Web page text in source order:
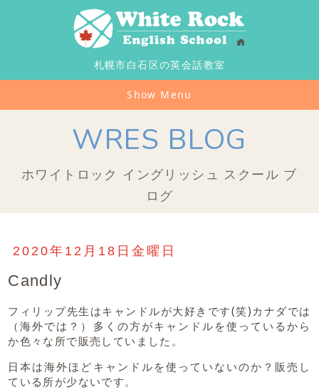
札幌市白石区の英会話教室
Show Menu
WRES BLOG
ホワイトロック イングリッシュ スクール ブ
ログ
2020年12月18日金曜日
Candly
フィリップ先生はキャンドルが大好きです(笑)カナダでは
（海外では？）多くの方がキャンドルを使っているから
か色々な所で販売していました。
日本は海外ほどキャンドルを使っていないのか？販売し
ている所が少ないです。